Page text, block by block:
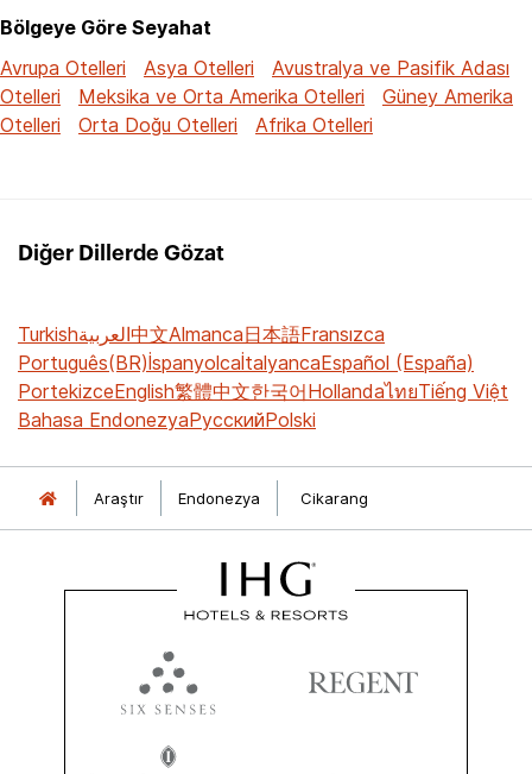
Bölgeye Göre Seyahat
Avrupa Otelleri
Asya Otelleri
Avustralya ve Pasifik Adası
Otelleri
Meksika ve Orta Amerika Otelleri
Güney Amerika
Otelleri
Orta Doğu Otelleri Afrika Otelleri
Diğer Dillerde Gözat
Turkishالعربية中文Almanca日本語Fransızca
Português(BR)İspanyolcaİtalyancaEspañol (España)
PortekizceEnglish繁體中文한국어HollandaไทยTiếng Việt
Bahasa EndonezyaРусскийPolski
Araştır Endonezya Cikarang